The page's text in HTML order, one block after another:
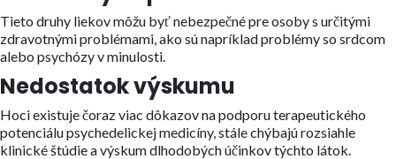
Tieto druhy liekov môžu byť nebezpečné pre osoby s určitými
zdravotnými problémami, ako sú napríklad problémy so srdcom
alebo psychózy v minulosti.
Nedostatok výskumu
Hoci existuje čoraz viac dôkazov na podporu terapeutického
potenciálu psychedelickej medicíny, stále chýbajú rozsiahle
klinické štúdie a výskum dlhodobých účinkov týchto látok.